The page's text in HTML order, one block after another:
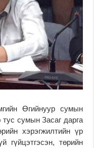
Өгийнуур сумын
тус сумын Засаг дарга
хэрэгжилтийн үр
гүйцэтгэсэн, төрийн